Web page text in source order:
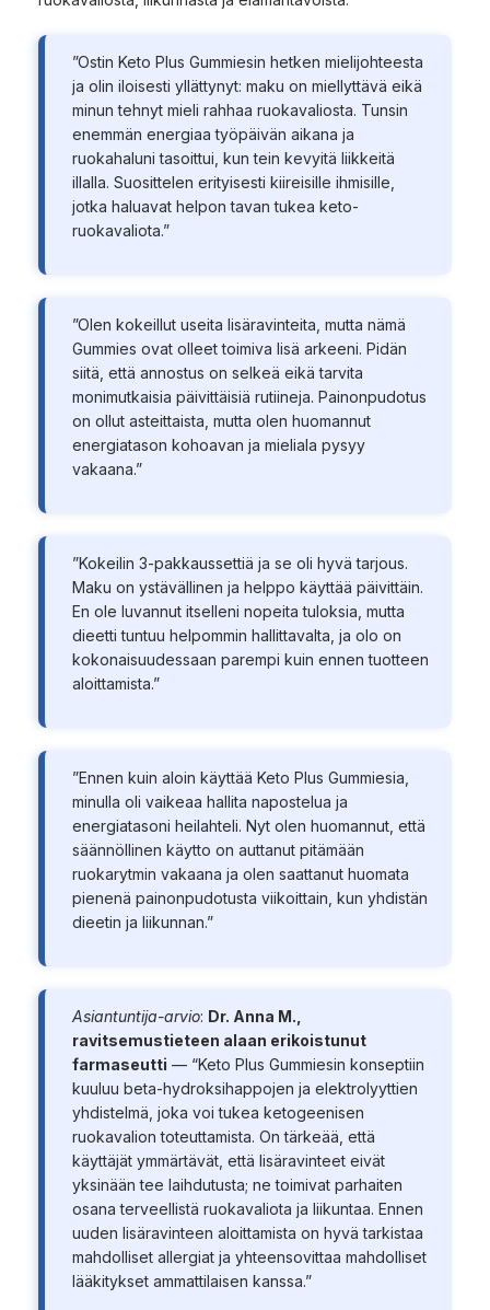
”Ostin Keto Plus Gummiesin hetken mielijohteesta
ja olin iloisesti yllättynyt: maku on miellyttävä eikä
minun tehnyt mieli rahhaa ruokavaliosta. Tunsin
enemmän energiaa työpäivän aikana ja
ruokahaluni tasoittui, kun tein kevyitä liikkeitä
illalla. Suosittelen erityisesti kiireisille ihmisille,
jotka haluavat helpon tavan tukea keto-
ruokavaliota.”
”Olen kokeillut useita lisäravinteita, mutta nämä
Gummies ovat olleet toimiva lisä arkeeni. Pidän
siitä, että annostus on selkeä eikä tarvita
monimutkaisia päivittäisiä rutiineja. Painonpudotus
on ollut asteittaista, mutta olen huomannut
energiatason kohoavan ja mieliala pysyy
vakaana.”
”Kokeilin 3-pakkaussettiä ja se oli hyvä tarjous.
Maku on ystävällinen ja helppo käyttää päivittäin.
En ole luvannut itselleni nopeita tuloksia, mutta
dieetti tuntuu helpommin hallittavalta, ja olo on
kokonaisuudessaan parempi kuin ennen tuotteen
aloittamista.”
”Ennen kuin aloin käyttää Keto Plus Gummiesia,
minulla oli vaikeaa hallita napostelua ja
energiatasoni heilahteli. Nyt olen huomannut, että
säännöllinen käytto on auttanut pitämään
ruokarytmin vakaana ja olen saattanut huomata
pienenä painonpudotusta viikoittain, kun yhdistän
dieetin ja liikunnan.”
Asiantuntija-arvio: Dr. Anna M.,
ravitsemustieteen alaan erikoistunut
farmaseutti — “Keto Plus Gummiesin konseptiin
kuuluu beta-hydroksihappojen ja elektrolyyttien
yhdistelmä, joka voi tukea ketogeenisen
ruokavalion toteuttamista. On tärkeää, että
käyttäjät ymmärtävät, että lisäravinteet eivät
yksinään tee laihdutusta; ne toimivat parhaiten
osana terveellistä ruokavaliota ja liikuntaa. Ennen
uuden lisäravinteen aloittamista on hyvä tarkistaa
mahdolliset allergiat ja yhteensovittaa mahdolliset
lääkitykset ammattilaisen kanssa.”